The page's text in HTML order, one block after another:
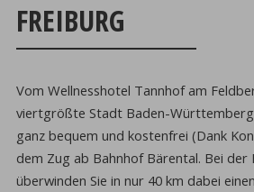
FREIBURG
Vom Wellnesshotel Tannhof am
viertgrößte Stadt Baden-
ganz bequem und kostenfrei (Dank
dem Zug ab Bahnhof Bärental. Bei der
überwinden Sie in nur 40 km dabei